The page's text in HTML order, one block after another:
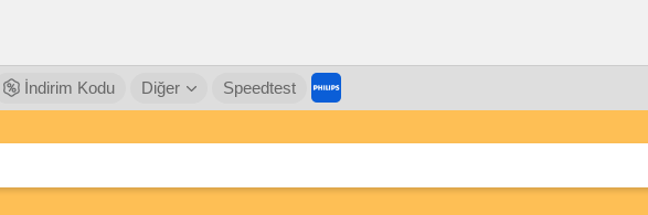
İndirim Kodu Diğer Speedtest